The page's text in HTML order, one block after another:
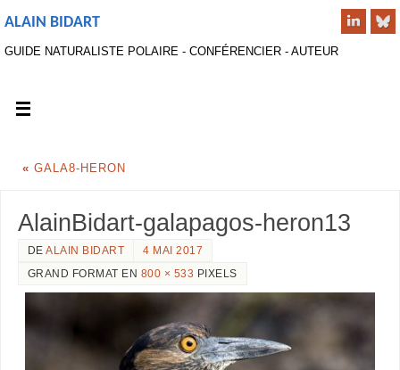
ALAIN BIDART
GUIDE NATURALISTE POLAIRE - CONFÉRENCIER - AUTEUR
« GALA8-HERON
AlainBidart-galapagos-heron13
DEALAIN BIDART
4 MAI 2017
GRAND FORMAT EN 800 × 533 PIXELS